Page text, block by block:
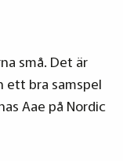
små. Det är
ett bra samspel
Aae på Nordic